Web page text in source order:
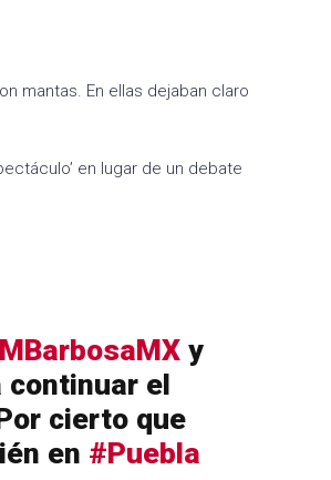
mantas. En ellas dejaban claro
en lugar de un debate
y
continuar el
cierto que
en #Puebla